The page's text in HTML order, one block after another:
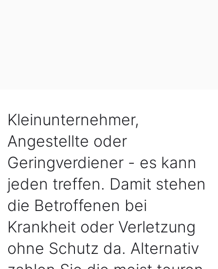
Kleinunternehmer,
Angestellte oder
Geringverdiener - es kann
jeden treffen. Damit stehen
die Betroffenen bei
Krankheit oder Verletzung
ohne Schutz da. Alternativ